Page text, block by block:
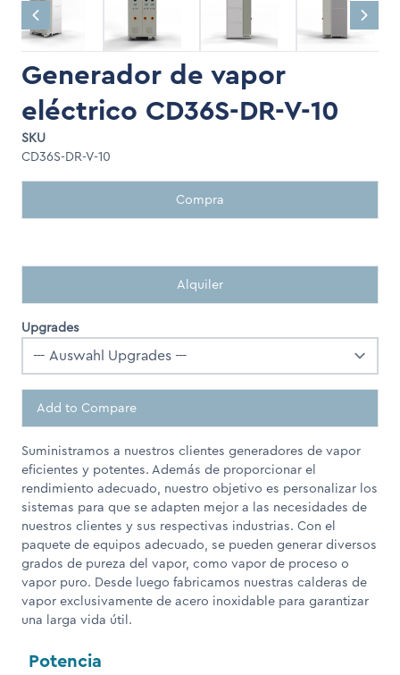
Generador de vapor
eléctrico CD36S-DR-V-10
SKU
CD36S-DR-V-10
Compra
Alquiler
Upgrades
Add to Compare
Suministramos a nuestros clientes generadores de vapor
eficientes y potentes. Además de proporcionar el
rendimiento adecuado, nuestro objetivo es personalizar los
sistemas para que se adapten mejor a las necesidades de
nuestros clientes y sus respectivas industrias. Con el
paquete de equipos adecuado, se pueden generar diversos
grados de pureza del vapor, como vapor de proceso o
vapor puro. Desde luego fabricamos nuestras calderas de
vapor exclusivamente de acero inoxidable para garantizar
una larga vida útil.
Potencia